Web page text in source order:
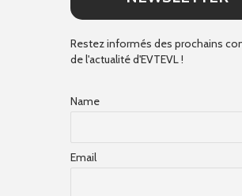
Restez informés des prochains
de l'actualité d'EVTEVL !
Name
Email